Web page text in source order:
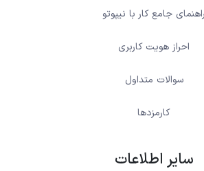
راهنمای جامع کار با نیپوتو
احراز هویت کاربری
سوالات متداول
کارمزدها
سایر اطلاعات